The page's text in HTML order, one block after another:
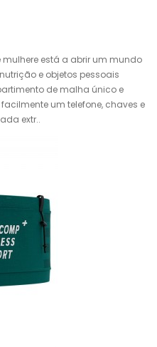
está a abrir um mundo
e objetos pessoais
de malha único e
um telefone, chaves e
extr..